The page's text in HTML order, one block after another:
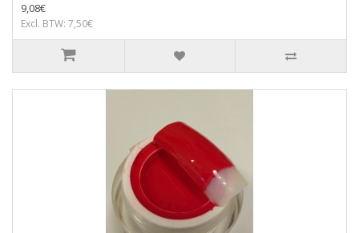
9,08€
Excl. BTW: 7,50€